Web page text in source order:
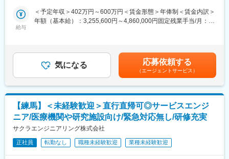
■組織構成
少人数組織のため相談しやすく、OJTを通じて着実に業務を習得
できます。
入社後は会社概要や社内ルールの説明を行った後、先輩社員によ
るOJTを実施。
経験に応じて、日常経理から決算業務へと段階的に業務範囲を広
げていただきます。
■キャリアパス
将来的には決算・税務・予算管理など経理業務全般を担い、
主任、係長、課長といったマネジメントポジションを目指せる環
【業務詳細】
・オンライン診療における事務業務全般のプロセス最適化、改善
・スタッフの教育やリレーションシップの構築、シフト管理
・お薬や各資材の在庫管理
■仕事のやりがい・魅力：
・当社のサービスや自身の提案を通じて、医療機関や患者の方々
に喜んでいただけるため、社会貢献度の高さを実感できます。
・入社後に先輩や上司と一緒に業務を進めるため、異業種からの
キャリアチェンジの方も医療業界の知識を得ることができます。
■就業環境：
給与
＜予定年収＞402万円～600万円＜賃金形態＞年俸制＜賃金内訳＞
年額（基本給）：3,255,600円～4,860,000円固定残業手当/月：
補足＞※経験、能力、現年収等を考慮の上、当社規程により決定い
たします。賃金はあくまでも目安の金額であり、選考を通じて上
下する可能性があります。月給(月額)は固定手当を含めた表記で
す。
気になる 応募依頼する
（エージェントサービス）
【練馬】＜未経験歓迎＞直行直帰可◎サービスエンジ
ニア/医療機関や研究施設向け/緊急対応無し/研修充実
サクラエンジニアリング株式会社
正社員 転勤なし 職種未経験歓迎 業種未経験歓迎